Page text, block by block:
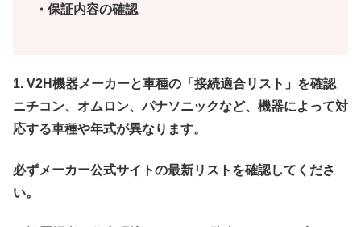
・保証内容の確認
1. V2H機器メーカーと車種の「接続適合リスト」を確認
ニチコン、オムロン、パナソニックなど、機器によって対
応する車種や年式が異なります。
必ずメーカー公式サイトの最新リストを確認してくださ
い。